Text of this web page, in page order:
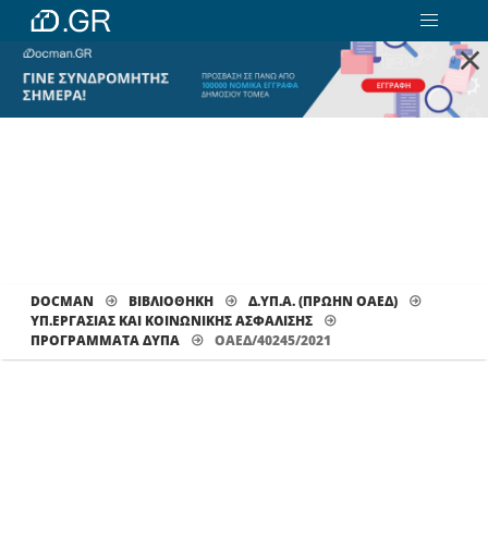
×
DOCMAN ΒΙΒΛΙΟΘΗΚΗ
Δ.ΥΠ.Α. (ΠΡΩΗΝ ΟΑΕΔ)
ΥΠ.ΕΡΓΑΣΙΑΣ ΚΑΙ ΚΟΙΝΩΝΙΚΗΣ ΑΣΦΑΛΙΣΗΣ
ΠΡΟΓΡΆΜΜΑΤΑ ΔΥΠΑ
ΟΑΕΔ/40245/2021